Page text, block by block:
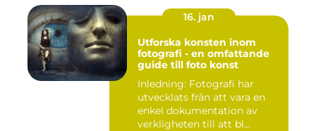
16. jan
Utforska konsten inom
fotografi - en omfattande
guide till foto konst
Inledning: Fotografi har
utvecklats från att vara en
enkel dokumentation av
verkligheten till att bl...